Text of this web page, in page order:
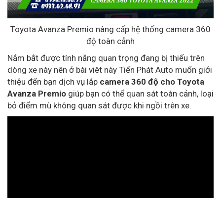
Toyota Avanza Premio nâng cấp hệ thống camera 360
độ toàn cảnh
Nắm bắt được tính năng quan trọng đang bị thiếu trên
dòng xe này nên ở bài viêt này Tiến Phát Auto muốn giới
thiệu đến bạn dịch vụ lắp camera 360 độ cho Toyota
Avanza Premio giúp bạn có thể quan sát toàn cảnh, loại
bỏ điểm mù không quan sát được khi ngồi trên xe.